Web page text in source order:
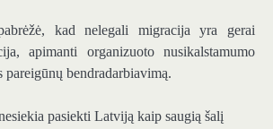
kad nelegali migracija yra gerai
apimanti organizuoto nusikalstamumo
bendradarbiavimą.
pasiekti Latviją kaip saugią šalį